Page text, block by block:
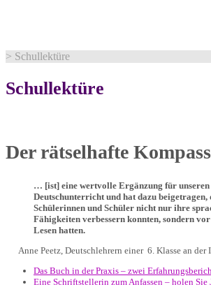
> Schullektüre
Schullektüre
Der rätselhafte Kompass
… [ist] eine wertvolle Ergänzung für unseren
Deutschunterricht und hat dazu beigetragen,
Schülerinnen und Schüler nicht nur ihre
Fähigkeiten verbessern konnten, sondern
Lesen hatten.
Anne Peetz, Deutschlehrern einer 6. Klasse an
Das Buch in der Praxis – zwei
Eine Schriftstellerin zum Anfassen – holen Sie